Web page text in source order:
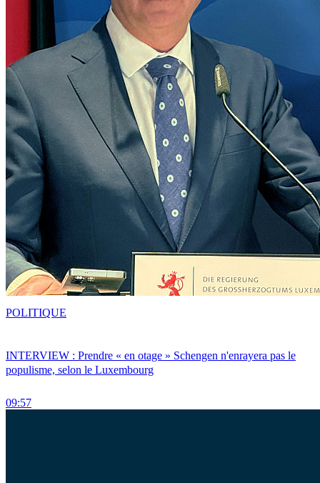
INTERVIEW : Prendre « en otage » Schengen n'enrayera pas le
populisme, selon le Luxembourg
09:57
POLITIQUE